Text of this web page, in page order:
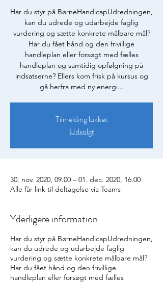
Har du styr på BørneHandicapUdredningen,
kan du udrede og udarbejde faglig
vurdering og sætte konkrete målbare mål?
Har du fået hånd og den frivillige
handleplan eller forsøgt med fælles
handleplan og samtidig opfølgning på
indsatserne? Ellers kom frisk på kursus og
gå herfra med ny energi...
Tilmelding lukket
Udsolgt
30. nov. 2020, 09.00 – 01. dec. 2020, 16.00
Alle får link til deltagelse via Teams
Yderligere information
Har du styr på BørneHandicapUdredningen,
kan du udrede og udarbejde faglig
vurdering og sætte konkrete målbare mål?
Har du fået hånd og den frivillige
handleplan eller forsøgt med fælles